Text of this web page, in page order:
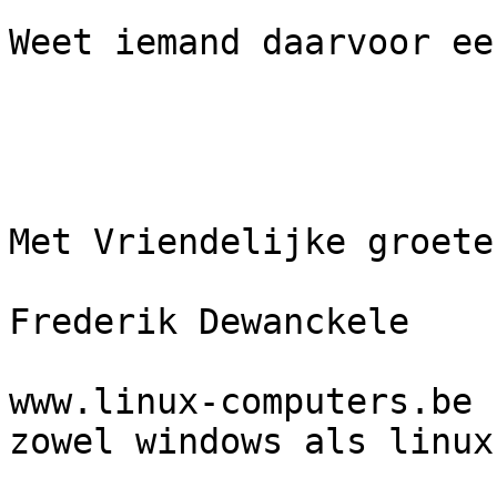
Weet iemand daarvoor
Met Vriendelijke
Frederik Dewanckele
www.linux-
zowel windows als